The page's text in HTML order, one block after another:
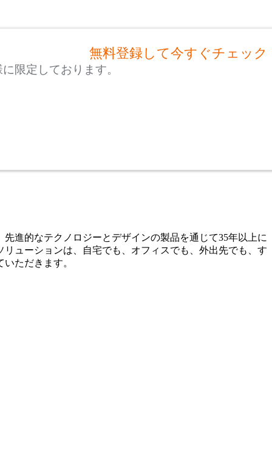
無料登録して今すぐチェック
限定しております。
先進的なテクノロジーとデザインの製品を通じて35年以上に
ューションは、自宅でも、オフィスでも、外出先でも、す
ただきます。